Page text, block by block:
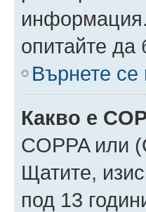
опитайте да
Върнете се
Какво е
COPPA или
Щатите,
под 13